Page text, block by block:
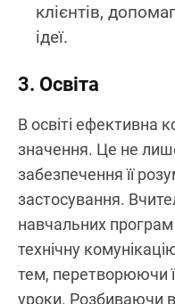
клієнтів,
ідеї.
3. Освіта
В освіті ефективна
значення. Це не
забезпечення її
застосування.
навчальних
технічну
тем, перетворюючи
уроки. Розбиваючи